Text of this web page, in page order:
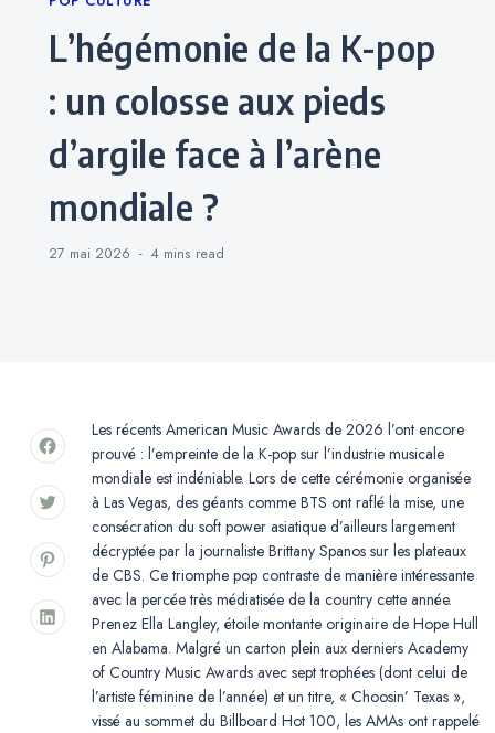
L’hégémonie de la K-pop
: un colosse aux pieds
d’argile face à l’arène
mondiale ?
27 mai 2026 4 mins read
Les récents American Music Awards de 2026 l’ont encore
prouvé : l’empreinte de la K-pop sur l’industrie musicale
mondiale est indéniable. Lors de cette cérémonie organisée
à Las Vegas, des géants comme BTS ont raflé la mise, une
consécration du soft power asiatique d’ailleurs largement
décryptée par la journaliste Brittany Spanos sur les plateaux
de CBS. Ce triomphe pop contraste de manière intéressante
avec la percée très médiatisée de la country cette année.
Prenez Ella Langley, étoile montante originaire de Hope Hull
en Alabama. Malgré un carton plein aux derniers Academy
of Country Music Awards avec sept trophées (dont celui de
l’artiste féminine de l’année) et un titre, « Choosin’ Texas »,
vissé au sommet du Billboard Hot 100, les AMAs ont rappelé